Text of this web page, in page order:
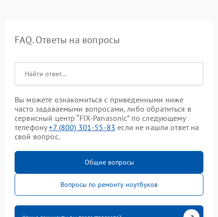
FAQ. Ответы на вопросы
Вы можете ознакомиться с приведенными ниже
часто задаваемыми вопросами, либо обратиться в
сервисный центр “FIX-Panasonic” по следующему
телефону+7 (800) 301-55-83 если не нашли ответ на
свой вопрос.
Общие вопросы
Вопросы по ремонту ноутбуков